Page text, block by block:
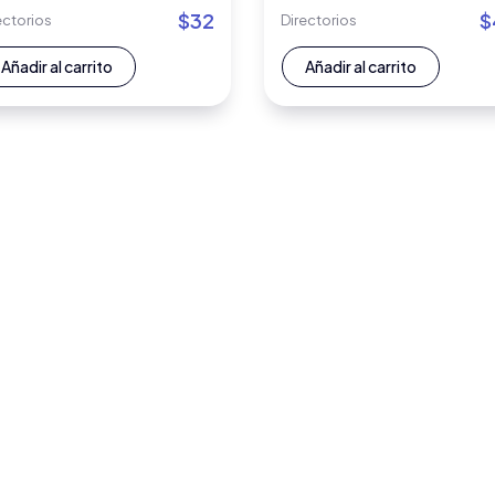
$32
Añadir al carrito
Directorios $
Añadir al carrito